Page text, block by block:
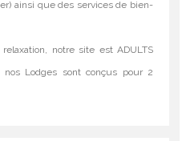
ainsi que des services de bien-
notre site est ADULTS
nos Lodges sont conçus pour 2